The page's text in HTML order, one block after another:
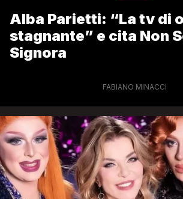
Alba Parietti: “La tv di
stagnante” e cita Non
Signora
FABIANO MINACCI